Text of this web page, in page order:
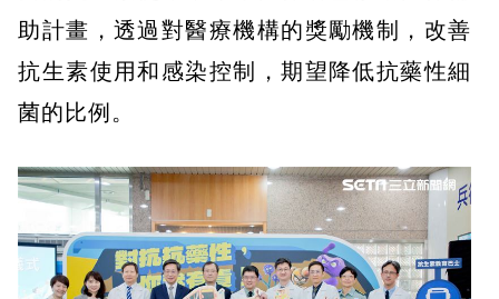
助計畫，透過對醫療機構的獎勵機制，改善
抗生素使用和感染控制，期望降低抗藥性細
菌的比例。